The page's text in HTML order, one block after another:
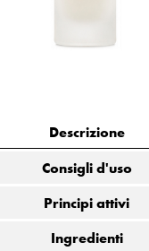
Descrizione
Consigli d'uso
Principi attivi
Ingredienti